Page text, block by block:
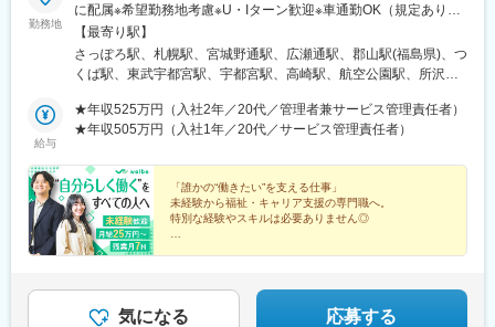
勤務地
に配属※希望勤務地考慮※U・Iターン歓迎※車通勤OK（規定あり）
■北海道・東北北海道、宮城、福島■関東茨城、栃木、群馬、埼
玉、千葉、東京、神奈川 ■中部新潟、富山、石川、長野、岐阜、
静岡、愛知■近畿三重、滋賀、京都、大阪、兵庫、奈良、和歌山 ■
熊本、大分、宮崎、鹿児島、沖縄＼新規開所予定センター／■R三
宮／神戸市中央区御幸通6-1-20■津駅前／津市栄町3-142-1■ウェ
本八幡／市川市南八幡4-15-15■三田駅前／三田市駅前町1-38■泉
佐野／大阪府泉佐野市上町3-3-18■佐賀／佐賀市駅前中央1-7-1■つ
くば／つくば市吾妻1-10-1■相模大野／相模原市南区相模大野3-
19-13■新横浜西口／横浜市神奈川区鶴屋町2-2-17■宮崎橘通／宮
崎市橘通東4-1-2※いずれも開所予定となります。◎受動喫煙対策
【最寄り駅】
さっぽろ駅、札幌駅、宮城野通駅、広瀬通駅、郡山駅(福島県)、つ
くば駅、東武宇都宮駅、宇都宮駅、高崎駅、航空公園駅、所沢
加駅、春日部駅、西船橋駅、松戸駅、京成千葉駅、千葉駅、本八
幡駅(総武線)、秋葉原駅、三鷹駅、北千住駅、町田駅、錦糸町駅、
駅、新横浜駅、本厚木駅、藤沢駅、溝の口駅、上大岡駅、戸塚
駅、横須賀中央駅、川崎駅、京急川崎駅、平塚駅、向ケ丘遊園
駅、橋本駅(神奈川県)、相模大野駅、横浜駅、新潟駅、電気ビル前
駅、北鉄金沢駅、松本駅、長野駅、名鉄岐阜駅、静岡駅、新浜松
駅、浜北駅、沼津駅、名鉄名古屋駅、名古屋駅、今池駅(愛知県)、
駅、四条駅(京都市営)、烏丸駅、京都河原町駅、西院駅(阪急線)、
桃山御陵前駅、烏丸御池駅、大阪阿部野橋駅、大阪駅、新大阪
給与
★年収525万円（入社2年／20代／管理者兼サービス管理責任者）
★年収505万円（入社1年／20代／サービス管理責任者）
「誰かの“働きたい”を支える仕事」
未経験から福祉・キャリア支援の専門職へ。
特別な経験やスキルは必要ありません◎
気になる 応募する